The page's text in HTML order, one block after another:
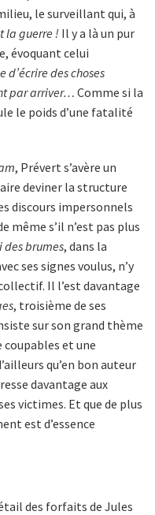
le surveillant qui, à
la guerre ! Il y a là un pur
évoquant celui
d’écrire des choses
par arriver… Comme si la
le poids d’une fatalité
, Prévert s’avère un
deviner la structure
discours impersonnels
même s’il n’est pas plus
des brumes, dans la
ses signes voulus, n’y
Il l’est davantage
, troisième de ses
sur son grand thème
coupables et une
qu’en bon auteur
davantage aux
victimes. Et que de plus
est d’essence
des forfaits de Jules